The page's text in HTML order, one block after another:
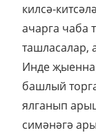
килсә-
ачарга чаба
ташласалар,
Инде
башлый
ялганып
симәнәгә